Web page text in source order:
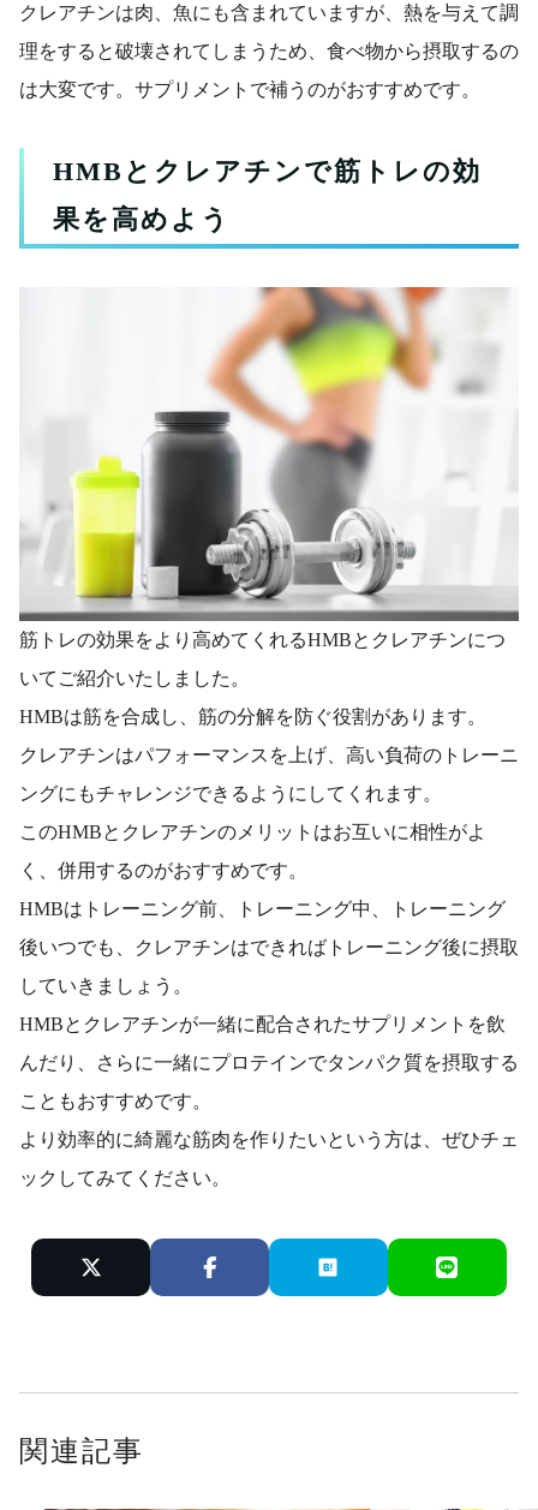
クレアチンは肉、魚にも含まれていますが、熱を与えて調
理をすると破壊されてしまうため、食べ物から摂取するの
は大変です。サプリメントで補うのがおすすめです。
HMBとクレアチンで筋トレの効
果を高めよう
筋トレの効果をより高めてくれるHMBとクレアチンにつ
いてご紹介いたしました。
HMBは筋を合成し、筋の分解を防ぐ役割があります。
クレアチンはパフォーマンスを上げ、高い負荷のトレーニ
ングにもチャレンジできるようにしてくれます。
このHMBとクレアチンのメリットはお互いに相性がよ
く、併用するのがおすすめです。
HMBはトレーニング前、トレーニング中、トレーニング
後いつでも、クレアチンはできればトレーニング後に摂取
していきましょう。
HMBとクレアチンが一緒に配合されたサプリメントを飲
んだり、さらに一緒にプロテインでタンパク質を摂取する
こともおすすめです。
より効率的に綺麗な筋肉を作りたいという方は、ぜひチェ
ックしてみてください。
関連記事